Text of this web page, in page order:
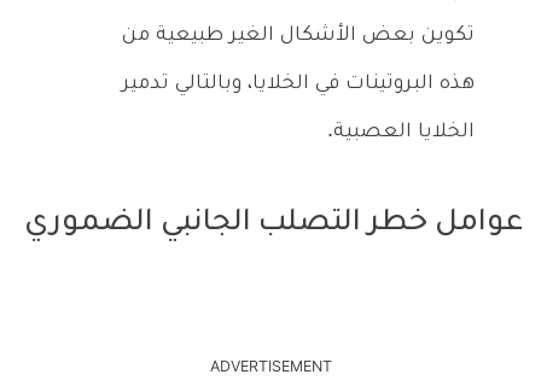
تكوين بعض الأشكال الغير طبيعية من
هذه البروتينات في الخلايا، وبالتالي تدمير
الخلايا العصبية.
عوامل خطر التصلب الجانبي الضموري
ADVERTISEMENT